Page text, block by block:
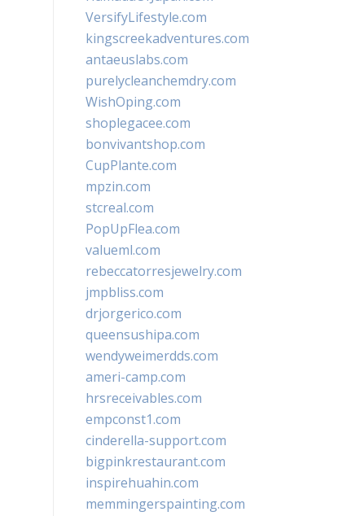
VersifyLifestyle.com
kingscreekadventures.com
antaeuslabs.com
purelycleanchemdry.com
WishOping.com
shoplegacee.com
bonvivantshop.com
CupPlante.com
mpzin.com
stcreal.com
PopUpFlea.com
valueml.com
rebeccatorresjewelry.com
jmpbliss.com
drjorgerico.com
queensushipa.com
wendyweimerdds.com
ameri-camp.com
hrsreceivables.com
empconst1.com
cinderella-support.com
bigpinkrestaurant.com
inspirehuahin.com
memmingerspainting.com